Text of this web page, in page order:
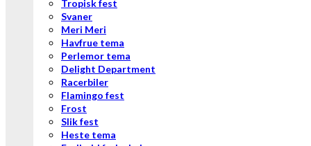
Tropisk fest
Svaner
Meri Meri
Havfrue tema
Perlemor tema
Delight Department
Racerbiler
Flamingo fest
Frost
Slik fest
Heste tema